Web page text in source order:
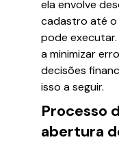
ela envolve
cadastro até o
pode
a minimizar
decisões
isso a seguir.
Processo
abertura